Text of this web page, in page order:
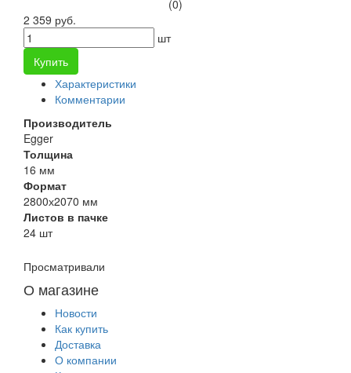
(0)
2 359 руб.
шт
Купить
Характеристики
Комментарии
Производитель
Egger
Толщина
16 мм
Формат
2800х2070 мм
Листов в пачке
24 шт
Просматривали
О магазине
Новости
Как купить
Доставка
О компании